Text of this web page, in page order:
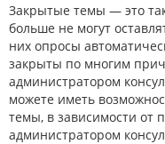
Закрытые темы — это
больше не могут
них опросы
закрыты по многим
администратором
можете иметь
темы, в зависимости от
администратором